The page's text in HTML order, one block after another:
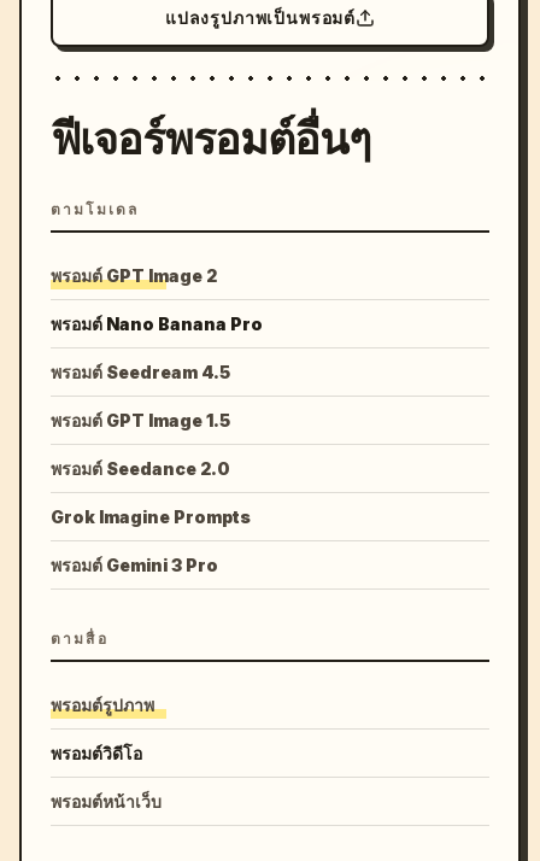
แปลงรูปภาพเป็นพรอมต์
ฟีเจอร์พรอมต์อื่นๆ
ตามโมเดล
พรอมต์ GPT Image 2
พรอมต์ Nano Banana Pro
พรอมต์ Seedream 4.5
พรอมต์ GPT Image 1.5
พรอมต์ Seedance 2.0
Grok Imagine Prompts
พรอมต์ Gemini 3 Pro
ตามสื่อ
พรอมต์รูปภาพ
พรอมต์วิดีโอ
พรอมต์หน้าเว็บ